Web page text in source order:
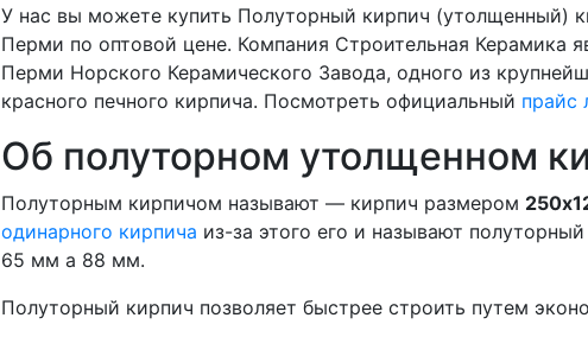
У нас вы можете купить Полуторный кирпич (утолщенный)
Перми по оптовой цене. Компания Строительная Керамика
Перми Норского Керамического Завода, одного из
красного печного кирпича. Посмотреть официальный прайс
Об полуторном утолщенном
Полуторным кирпичом называют — кирпич размером
одинарного кирпича из-за этого его и называют
65 мм а 88 мм.
Полуторный кирпич позволяет быстрее строить путем